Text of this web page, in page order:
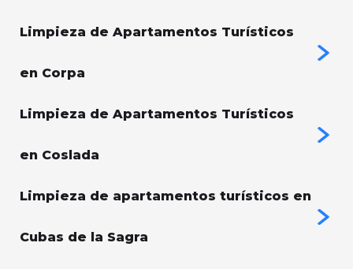
Limpieza de Apartamentos Turísticos
en Corpa
Limpieza de Apartamentos Turísticos
en Coslada
Limpieza de apartamentos turísticos en
Cubas de la Sagra